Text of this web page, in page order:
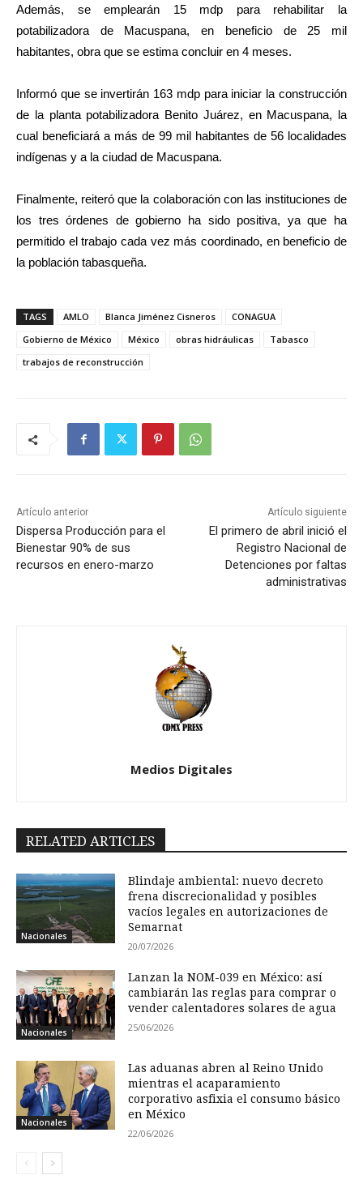
Además, se emplearán 15 mdp para rehabilitar la
potabilizadora de Macuspana, en beneficio de 25 mil
habitantes, obra que se estima concluir en 4 meses.
Informó que se invertirán 163 mdp para iniciar la construcción
de la planta potabilizadora Benito Juárez, en Macuspana, la
cual beneficiará a más de 99 mil habitantes de 56 localidades
indígenas y a la ciudad de Macuspana.
Finalmente, reiteró que la colaboración con las instituciones de
los tres órdenes de gobierno ha sido positiva, ya que ha
permitido el trabajo cada vez más coordinado, en beneficio de
la población tabasqueña.
TAGS AMLO Blanca Jiménez Cisneros
CONAGUA
Gobierno de México
México obras hidráulicas
Tabasco
trabajos de reconstrucción
Artículo anterior
Dispersa Producción para el
Bienestar 90% de sus
recursos en enero-marzo
Artículo siguiente
El primero de abril inició el
Registro Nacional de
Detenciones por faltas
administrativas
Medios Digitales
RELATED ARTICLES
Nacionales
Blindaje ambiental: nuevo decreto
frena discrecionalidad y posibles
vacíos legales en autorizaciones de
Semarnat
20/07/2026
Nacionales
Lanzan la NOM-039 en México: así
cambiarán las reglas para comprar o
vender calentadores solares de agua
25/06/2026
Nacionales
Las aduanas abren al Reino Unido
mientras el acaparamiento
corporativo asfixia el consumo básico
en México
22/06/2026